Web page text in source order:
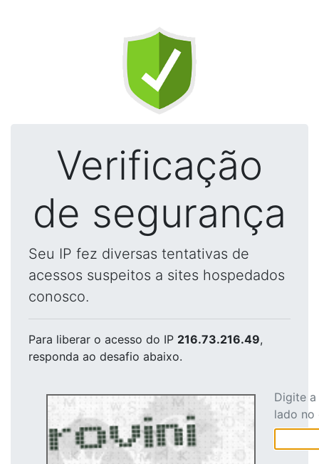
Verificação
de segurança
Seu IP fez diversas tentativas de
acessos suspeitos a sites hospedados
conosco.
Para liberar o acesso do IP 216.73.216.49,
responda ao desafio abaixo.
Digite
lado no